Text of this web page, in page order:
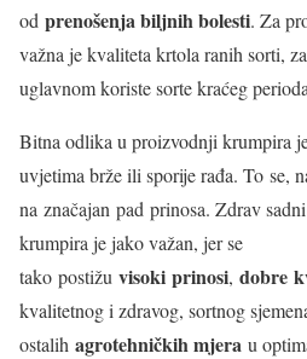
od prenošenja biljnih bolesti. Za
važna je kvaliteta krtola ranih sorti,
uglavnom koriste sorte kraćeg
Bitna odlika u proizvodnji krumpira
uvjetima brže ili sporije rađa. To se,
na značajan pad prinosa. Zdrav
krumpira je jako važan, jer se
tako postižu visoki prinosi, dobre
kvalitetnog i zdravog, sortnog
ostalih agrotehničkih mjera u